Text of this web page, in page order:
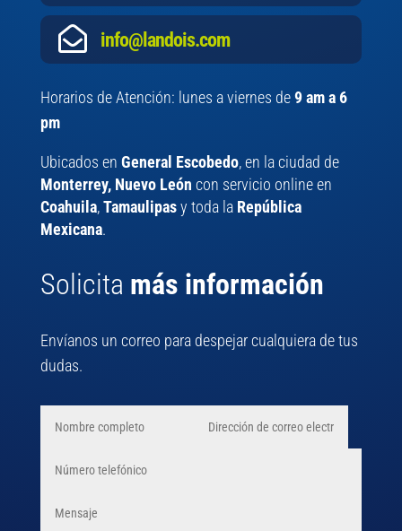
 info@landois.com
Horarios de Atención: lunes a viernes de9 am a 6
pm
Ubicados en General Escobedo, en la ciudad de
Monterrey, Nuevo León con servicio online en
Coahuila,Tamaulipasy toda la República
Mexicana.
Solicita más información
Envíanos un correo para despejar cualquiera de tus
dudas.